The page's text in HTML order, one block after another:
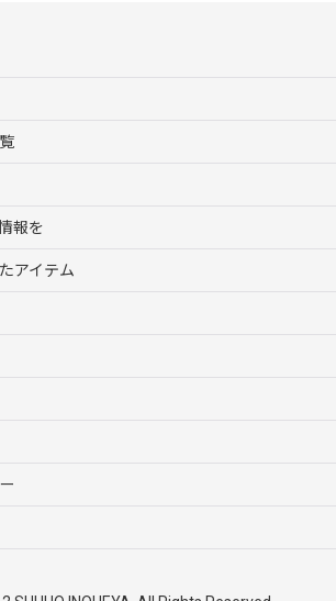
報を
アイテム